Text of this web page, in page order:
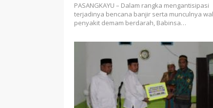
PASANGKAYU – Dalam rangka mengantisipasi
terjadinya bencana banjir serta munculnya
penyakit demam berdarah, Babinsa…